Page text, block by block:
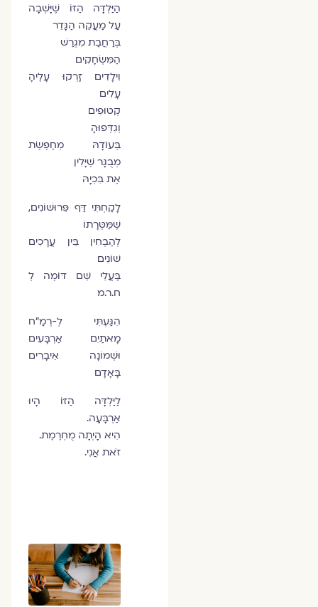
הַיַּלְדָּה הַזּוֹ שֶׁיָּשְׁבָה
עַל מַעֲקֵה הַגָּדֵר
בְּרַחֲבַת מִגְרַשׁ
הַמִּשְׂחָקִים
וִילָדִים זָרְקוּ עָלֶיהָ
עָלִים
קְטוּפִים
וְגִדְּפוּהָ
בְּעוֹדָהּ מְחַפֶּשֶׂת
מְבֻגָּר שֶׁיָּלִין
אֶת בִּכְיָהּ
לָקַחְתִּי דַּף פֵּרוּשׁוֹנִים,
שֶׁמַּטְּרָתוֹ
לְהַבְחִין בֵּין עֲרָכִים
שׁוֹנִים
בַּעֲלֵי שֵׁם דּוֹמֶה לְ
ח.ר.מ
הִגַּעְתִּי לְ-רְמַ"ח
מָאתַיִם אַרְבָּעִים
וּשְׁמוֹנָה אֵיבָרִים
בָּאָדָם
לַיַּלְדָּה הַזּוֹ הָיוּ
אַרְבָּעָה.
הִיא הָיְתָה מֻחְרֶמֶת.
זֹאת אֲנִי.